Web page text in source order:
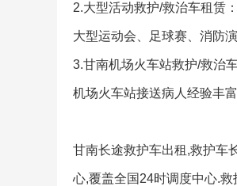
2.大型活动救护/救治车租赁：
大型运动会、足球赛、消防
3.甘南机场火车站救护/救治
机场火车站接送病人经验丰
甘南长途救护车出租,救护车
心,覆盖全国24时调度中心.